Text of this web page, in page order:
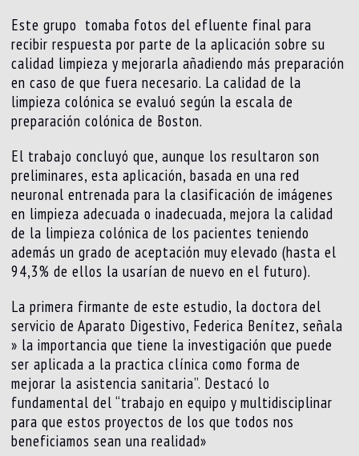
Este grupo tomaba fotos del efluente final para
recibir respuesta por parte de la aplicación sobre su
calidad limpieza y mejorarla añadiendo más preparación
en caso de que fuera necesario. La calidad de la
limpieza colónica se evaluó según la escala de
preparación colónica de Boston.
El trabajo concluyó que, aunque los resultaron son
preliminares, esta aplicación, basada en una red
neuronal entrenada para la clasificación de imágenes
en limpieza adecuada o inadecuada, mejora la calidad
de la limpieza colónica de los pacientes teniendo
además un grado de aceptación muy elevado (hasta el
94,3% de ellos la usarían de nuevo en el futuro).
La primera firmante de este estudio, la doctora del
servicio de Aparato Digestivo, Federica Benítez, señala
» la importancia que tiene la investigación que puede
ser aplicada a la practica clínica como forma de
mejorar la asistencia sanitaria”. Destacó lo
fundamental del “trabajo en equipo y multidisciplinar
para que estos proyectos de los que todos nos
beneficiamos sean una realidad»